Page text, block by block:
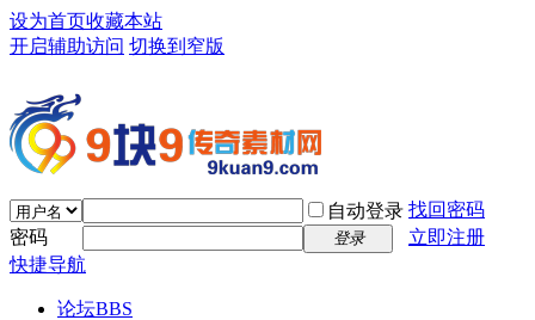
设为首页收藏本站
开启辅助访问 切换到窄版
自动登录 找回密码
密码
登录
立即注册
快捷导航
论坛BBS